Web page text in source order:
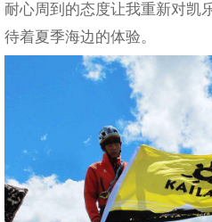
耐心周到的态度让我重新对凯
待着夏季海边的体验。